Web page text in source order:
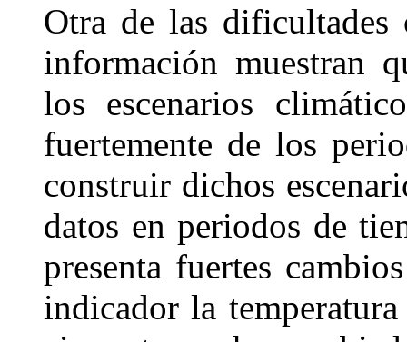
Otra de las dificultades
información muestran
los escenarios
fuertemente de los
construir dichos
datos en periodos de
presenta fuertes
indicador la